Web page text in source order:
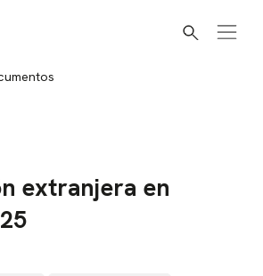
Buscar
extranjera en